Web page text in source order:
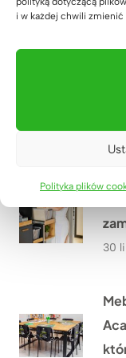
i w każdej chwili
Polityka plików
31
30